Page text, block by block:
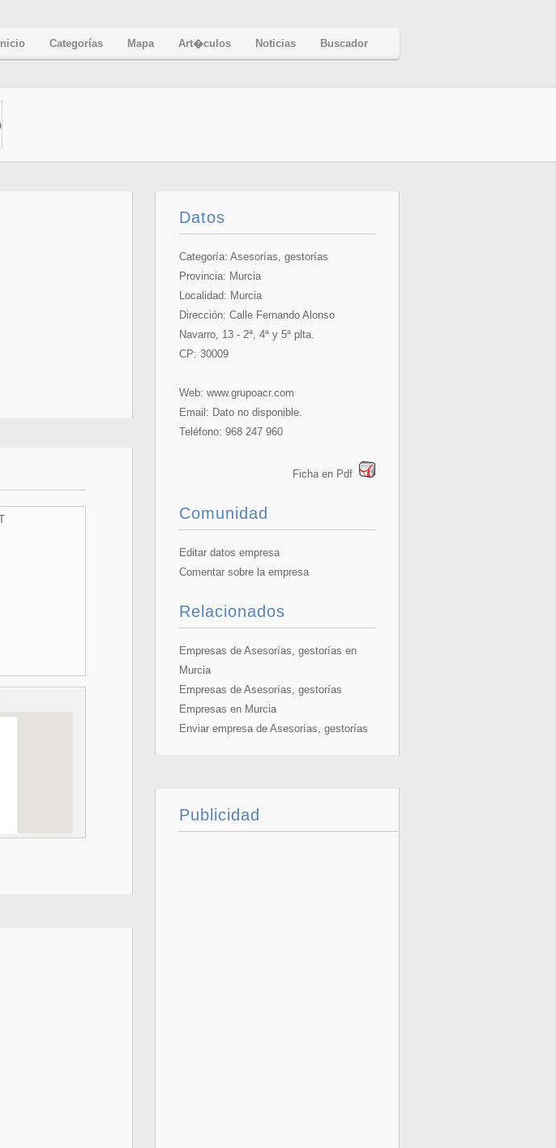
Inicio Categorías Mapa Art�culos Noticias Buscador
Datos
Categoría: Asesorías, gestorías
Provincia: Murcia
Localidad: Murcia
Dirección: Calle Fernando Alonso
Navarro, 13 - 2ª, 4ª y 5ª plta.
CP: 30009
Web: www.grupoacr.com
Email: Dato no disponible.
Teléfono: 968 247 960
Ficha en Pdf
Comunidad
Editar datos empresa
Comentar sobre la empresa
Relacionados
Empresas de Asesorías, gestorías en
Murcia
Empresas de Asesorías, gestorías
Empresas en Murcia
Enviar empresa de Asesorías, gestorías
Publicidad